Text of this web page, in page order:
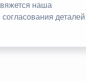
наша
деталей